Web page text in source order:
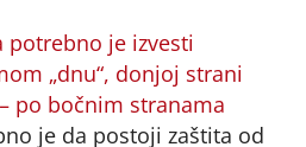
je izvesti
„dnu“, donjoj strani
po bočnim stranama
je da postoji zaštita od